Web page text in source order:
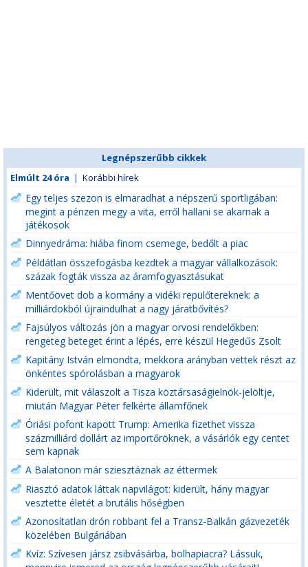
Legnépszerűbb cikkek
Elmúlt 24 óra | Korábbi hírek
Egy teljes szezon is elmaradhat a népszerű sportligában:
megint a pénzen megy a vita, erről hallani se akarnak a
játékosok
Dinnyedráma: hiába finom csemege, bedőlt a piac
Példátlan összefogásba kezdtek a magyar vállalkozások:
százak fogták vissza az áramfogyasztásukat
Mentőövet dob a kormány a vidéki repülőtereknek: a
milliárdokból újraindulhat a nagy járatbővítés?
Fajsúlyos változás jön a magyar orvosi rendelőkben:
rengeteg beteget érint a lépés, erre készül Hegedűs Zsolt
Kapitány István elmondta, mekkora arányban vettek részt az
önkéntes spórolásban a magyarok
Kiderült, mit válaszolt a Tisza köztársaságielnök-jelöltje,
miután Magyar Péter felkérte államfőnek
Óriási pofont kapott Trump: Amerika fizethet vissza
százmilliárd dollárt az importőröknek, a vásárlók egy centet
sem kapnak
A Balatonon már sziesztáznak az éttermek
Riasztó adatok láttak napvilágot: kiderült, hány magyar
vesztette életét a brutális hőségben
Azonosítatlan drón robbant fel a Transz-Balkán gázvezeték
közelében Bulgáriában
Kvíz: Szívesen jársz zsibvásárba, bolhapiacra? Lássuk,